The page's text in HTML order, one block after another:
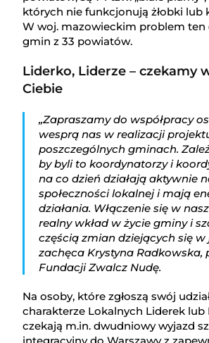
których nie funkcjonują żłobki lub
W woj. mazowieckim problem ten
gmin z 33 powiatów.
Liderko, Liderze – czekamy
Ciebie
„Zapraszamy do współpracy
wesprą nas w realizacji
poszczególnych gminach.
by byli to koordynatorzy i
na co dzień działają aktywnie
społeczności lokalnej i mają
działania. Włączenie się w
realny wkład w życie gminy i
częścią zmian dziejących się w
zachęca Krystyna Radkowska,
Fundacji Zwalcz Nudę.
Na osoby, które zgłoszą swój
charakterze Lokalnych Liderek lub
czekają m.in. dwudniowy wyjazd